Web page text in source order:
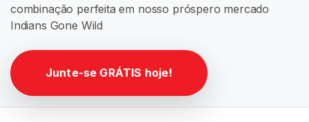
combinação perfeita em nosso próspero mercado
Indians Gone Wild
Junte-se GRÁTIS hoje!
I
í
c
o